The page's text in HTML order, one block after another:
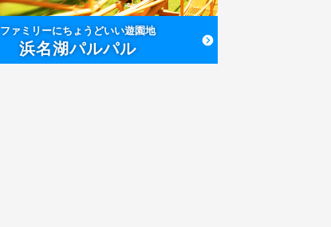
ファミリーにちょうどいい遊園地
浜名湖パルパル